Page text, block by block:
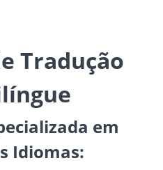
Tradução
em
Idiomas: